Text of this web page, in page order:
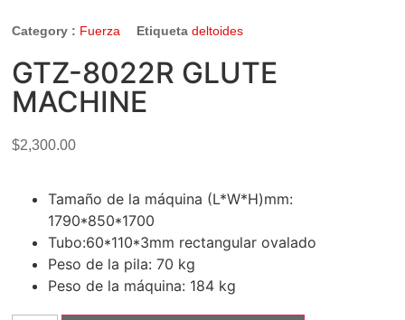
Category : Fuerza Etiqueta deltoides
GTZ-8022R GLUTE
MACHINE
$2,300.00
Tamaño de la máquina (L*W*H)mm:
1790*850*1700
Tubo:60*110*3mm rectangular ovalado
Peso de la pila: 70 kg
Peso de la máquina: 184 kg